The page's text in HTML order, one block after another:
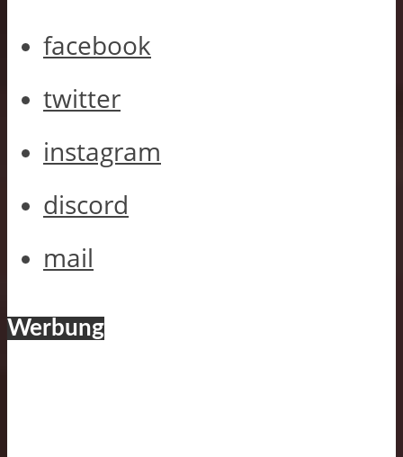
facebook
twitter
instagram
discord
mail
Werbung